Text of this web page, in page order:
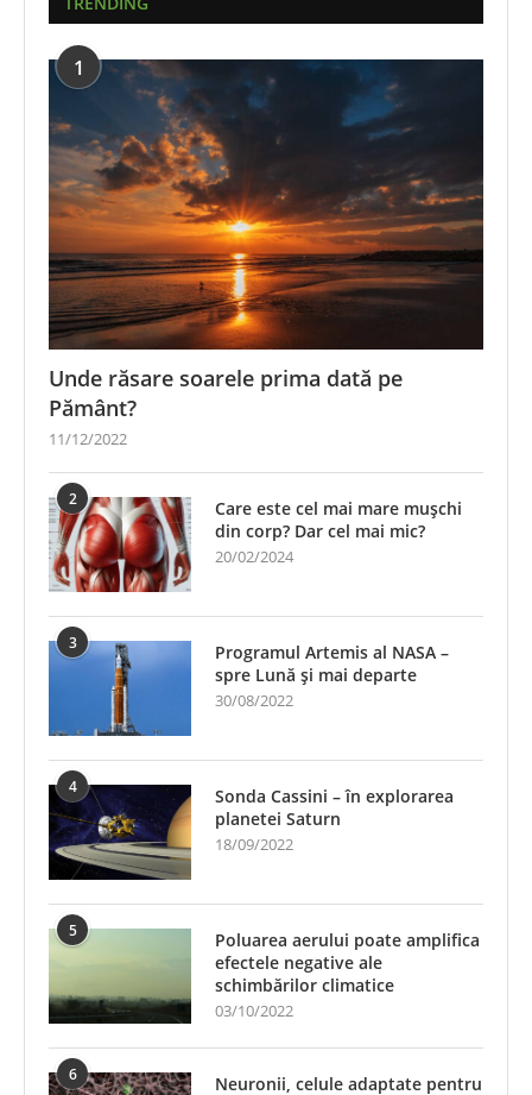
1
Unde răsare soarele prima dată pe
Pământ?
11/12/2022
2
Care este cel mai mare mușchi
din corp? Dar cel mai mic?
20/02/2024
3
Programul Artemis al NASA –
spre Lună și mai departe
30/08/2022
4
Sonda Cassini – în explorarea
planetei Saturn
18/09/2022
5
Poluarea aerului poate amplifica
efectele negative ale
schimbărilor climatice
03/10/2022
6
Neuronii, celule adaptate pentru